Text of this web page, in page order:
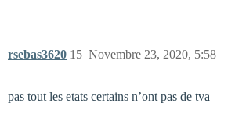
rsebas3620 Novembre 23, 2020, 5:58
15
pas tout les etats certains n’ont pas de tva